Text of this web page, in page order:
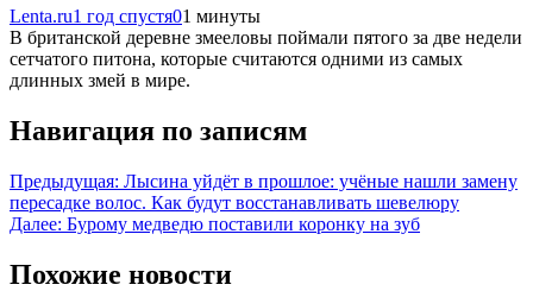
Lenta.ru1 год спустя01 минуты
В британской деревне змееловы поймали пятого за две недели
сетчатого питона, которые считаются одними из самых
длинных змей в мире.
Навигация по записям
Предыдущая: Лысина уйдёт в прошлое: учёные нашли замену
пересадке волос. Как будут восстанавливать шевелюру
Далее: Бурому медведю поставили коронку на зуб
Похожие новости